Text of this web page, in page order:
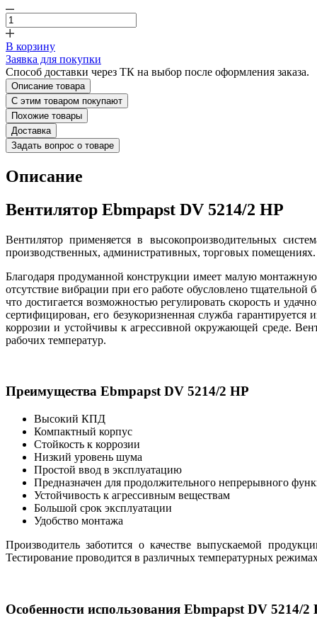
В корзину
Заявка для покупки
Способ доставки через ТК на выбор после оформления заказа.
Описание товара
С этим товаром покупают
Похожие товары
Доставка
Задать вопрос о товаре
Описание
Вентилятор Ebmpapst DV 5214/2 HP
Вентилятор применяется в высокопроизводительных
производственных, административных, торговых помещениях.
Благодаря продуманной конструкции имеет малую
отсутствие вибрации при его работе обусловлено
что достигается возможностью регулировать скорость и
сертифицирован, его безукоризненная служба
коррозии и устойчивы к агрессивной окружающей среде.
рабочих температур.
Преимущества Ebmpapst DV 5214/2 HP
Высокий КПД
Компактный корпус
Стойкость к коррозии
Низкий уровень шума
Простой ввод в эксплуатацию
Предназначен для продолжительного непрерывного
Устойчивость к агрессивным веществам
Большой срок эксплуатации
Удобство монтажа
Производитель заботится о качестве выпускаемой
Тестирование проводится в различных температурных
Особенности использования Ebmpapst DV 5214/2